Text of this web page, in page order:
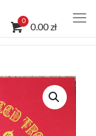
0
0.00 zł